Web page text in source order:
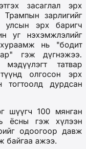
засаглал эрх
зарлигийг
эрх баригч
уг нэхэмжлэлийг
нь "бодит
гэж дүгнэжээ.
татвар
олгосон эрх
дурдсан
шүүгч 100 мянган
ёсны гэж хүлээн
одоогоор давж
байгаа ажээ.